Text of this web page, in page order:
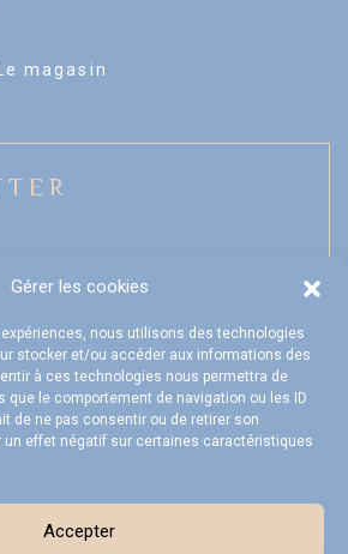
Gérer les cookies
nous utilisons des technologies
stocker et/ou accéder aux informations des
à ces technologies nous permettra de
que le comportement de navigation ou les ID
de ne pas consentir ou de retirer son
un effet négatif sur certaines caractéristiques
Accepter
Le magasin
FAQ
et Retours